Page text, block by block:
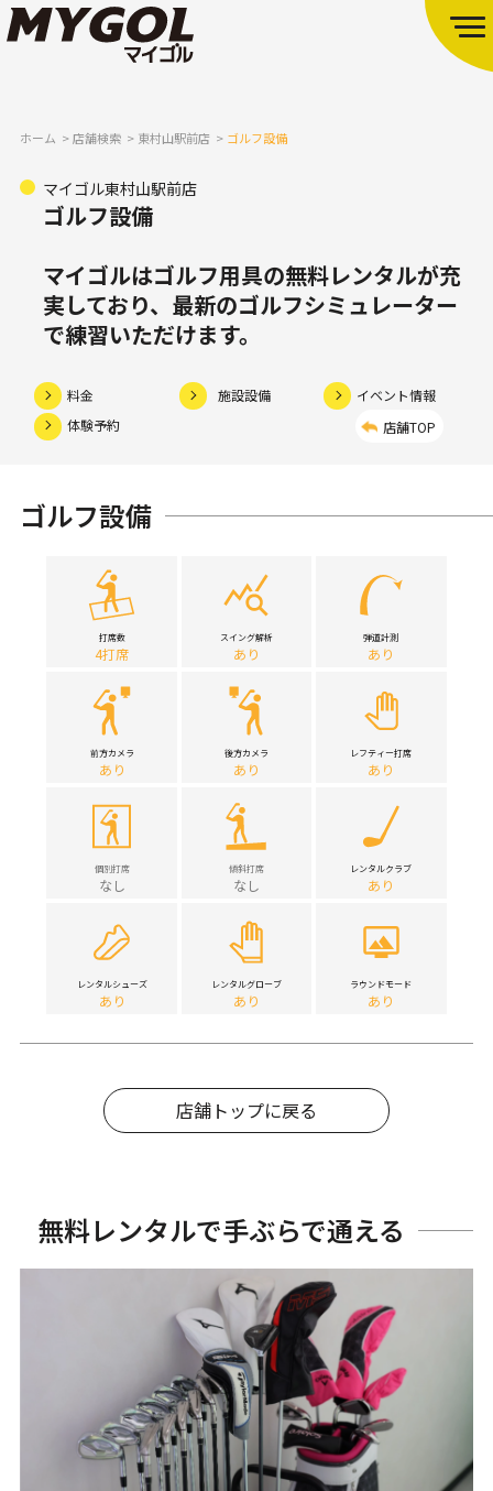
ホーム 店舗検索 東村山駅前店 ゴルフ設備
マイゴル東村山駅前店
ゴルフ設備
マイゴルはゴルフ用具の無料レンタルが充
実しており、 最新のゴルフシミュレーター
で練習いただけます。
料金 施設設備
イベント情報
体験予約
店舗TOP
ゴルフ設備
打席数
4打席
スイング解析
あり
弾道計測
あり
前方カメラ
あり
後方カメラ
あり
レフティー打席
あり
個別打席
なし
傾斜打席
なし
レンタルクラブ
あり
レンタルシューズ
あり
レンタルグローブ
あり
ラウンドモード
あり
店舗トップに戻る
無料レンタルで手ぶらで通える